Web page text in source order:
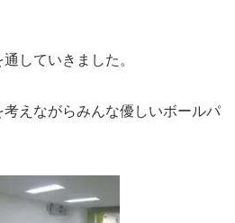
していきました。
えながらみんな優しいボールパ